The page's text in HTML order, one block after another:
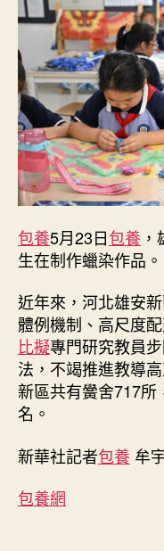
包養5月23日包養
生在制作蠟染作品。
近年來，河北雄安
體例機制、高尺度
比擬專門研究教員
法，不竭推進教導
新區共有黌舍717所
名。
新華社記者包養 牟
包養網